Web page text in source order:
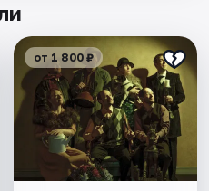
от 1 800 ₽